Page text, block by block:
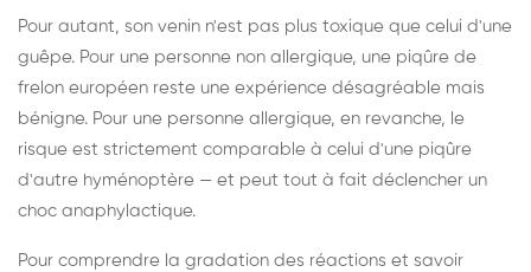
Pour autant, son venin n'est pas plus toxique que celui d'une
guêpe. Pour une personne non allergique, une piqûre de
frelon européen reste une expérience désagréable mais
bénigne. Pour une personne allergique, en revanche, le
risque est strictement comparable à celui d'une piqûre
d'autre hyménoptère — et peut tout à fait déclencher un
choc anaphylactique.
Pour comprendre la gradation des réactions et savoir